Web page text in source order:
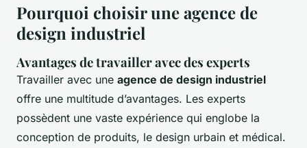
Pourquoi choisir une agence de
design industriel
Avantages de travailler avec des experts
Travailler avec une agence de design industriel
offre une multitude d’avantages. Les experts
possèdent une vaste expérience qui englobe la
conception de produits, le design urbain et médical.